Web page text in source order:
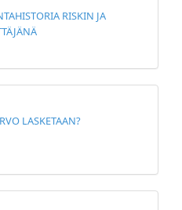
RISKIN JA
LASKETAAN?